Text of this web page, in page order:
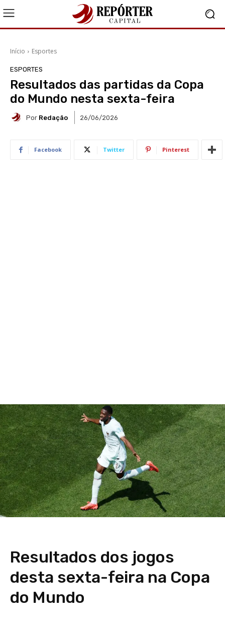
Início Esportes
ESPORTES
Resultados das partidas da Copa
do Mundo nesta sexta-feira
Por Redação 26/06/2026
Facebook Twitter Pinterest
Resultados dos jogos
desta sexta-feira na Copa
do Mundo